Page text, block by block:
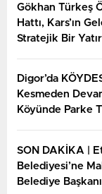
Gökhan Türkeş
Hattı, Kars’ın
Stratejik Bir
Digor’da
Kesmeden
Köyünde Parke
SON DAKİKA |
Belediyesi’ne
Belediye